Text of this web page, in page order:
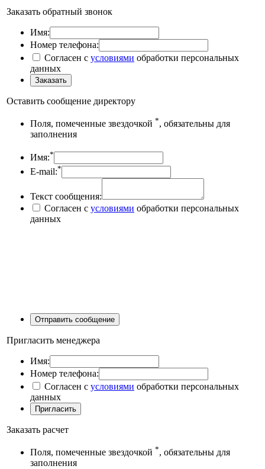
Заказать обратный звонок
Имя:
Номер телефона:
Согласен с условиями обработки персональных
данных
Оставить сообщение директору
Поля, помеченные звездочкой *, обязательны для
заполнения
Имя:*
E-mail:*
Текст сообщения:
Согласен с условиями обработки персональных
данных
Пригласить менеджера
Имя:
Номер телефона:
Согласен с условиями обработки персональных
данных
Заказать расчет
Поля, помеченные звездочкой *, обязательны для
заполнения